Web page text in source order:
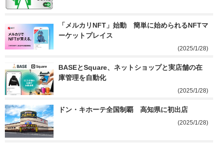
「メルカリNFT」始動　簡単に始められるNFTマ
ーケットプレイス
(2025/1/28)
BASEとSquare、ネットショップと実店舗の在
庫管理を自動化
(2025/1/28)
ドン・キホーテ全国制覇　高知県に初出店
(2025/1/28)